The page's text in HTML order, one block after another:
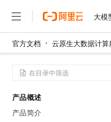
大模
官方文档 云原生大数据计
产品概述
产品简介
大模型
产品
精选产品
解决方案
精选解决方案
权益
定价
云市场
伙伴
服务
了解阿里云